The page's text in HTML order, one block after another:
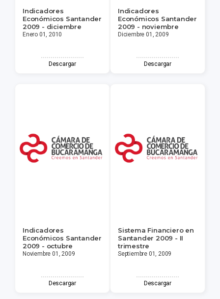
Indicadores
Económicos Santander
2009 - diciembre
Enero 01, 2010
Descargar
Indicadores
Económicos Santander
2009 - noviembre
Diciembre 01, 2009
Descargar
Indicadores
Económicos Santander
2009 - octubre
Noviembre 01, 2009
Descargar
Sistema Financiero en
Santander 2009 - II
trimestre
Septiembre 01, 2009
Descargar